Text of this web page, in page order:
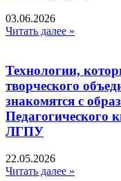
03.06.2026
Читать далее »
Технологии,
творческого
знакомятся с
Педагогического
ЛГПУ
22.05.2026
Читать далее »